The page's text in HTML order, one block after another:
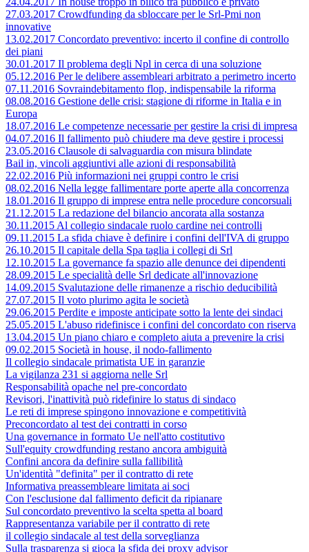
27.03.2017 Crowdfunding da sbloccare per le Srl-Pmi non
innovative
13.02.2017 Concordato preventivo: incerto il confine di controllo
dei piani
30.01.2017 Il problema degli Npl in cerca di una soluzione
05.12.2016 Per le delibere assembleari arbitrato a perimetro incerto
07.11.2016 Sovraindebitamento flop, indispensabile la riforma
08.08.2016 Gestione delle crisi: stagione di riforme in Italia e in
Europa
18.07.2016 Le competenze necessarie per gestire la crisi di impresa
04.07.2016 Il fallimento può chiudere ma deve gestire i processi
23.05.2016 Clausole di salvaguardia con misura blindate
Bail in, vincoli aggiuntivi alle azioni di responsabilità
22.02.2016 Più informazioni nei gruppi contro le crisi
08.02.2016 Nella legge fallimentare porte aperte alla concorrenza
18.01.2016 Il gruppo di imprese entra nelle procedure concorsuali
21.12.2015 La redazione del bilancio ancorata alla sostanza
30.11.2015 Al collegio sindacale ruolo cardine nei controlli
09.11.2015 La sfida chiave è definire i confini dell'IVA di gruppo
26.10.2015 Il capitale della Spa taglia i collegi di Srl
12.10.2015 La governance fa spazio alle denunce dei dipendenti
28.09.2015 Le specialità delle Srl dedicate all'innovazione
14.09.2015 Svalutazione delle rimanenze a rischio deducibilità
27.07.2015 Il voto plurimo agita le società
29.06.2015 Perdite e imposte anticipate sotto la lente dei sindaci
25.05.2015 L'abuso ridefinisce i confini del concordato con riserva
13.04.2015 Un piano chiaro e completo aiuta a prevenire la crisi
09.02.2015 Società in house, il nodo-fallimento
Il collegio sindacale primatista UE in garanzie
La vigilanza 231 si aggiorna nelle Srl
Responsabilità opache nel pre-concordato
Revisori, l'inattività può ridefinire lo status di sindaco
Le reti di imprese spingono innovazione e competitività
Preconcordato al test dei contratti in corso
Una governance in formato Ue nell'atto costitutivo
Sull'equity crowdfunding restano ancora ambiguità
Confini ancora da definire sulla fallibilità
Un'identità "definita" per il contratto di rete
Informativa preassembleare limitata ai soci
Con l'esclusione dal fallimento deficit da ripianare
Sul concordato preventivo la scelta spetta al board
Rappresentanza variabile per il contratto di rete
il collegio sindacale al test della sorveglianza
Sulla trasparenza si gioca la sfida dei proxy advisor